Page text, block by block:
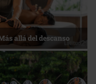
Energía que Impulsa la
competitividad